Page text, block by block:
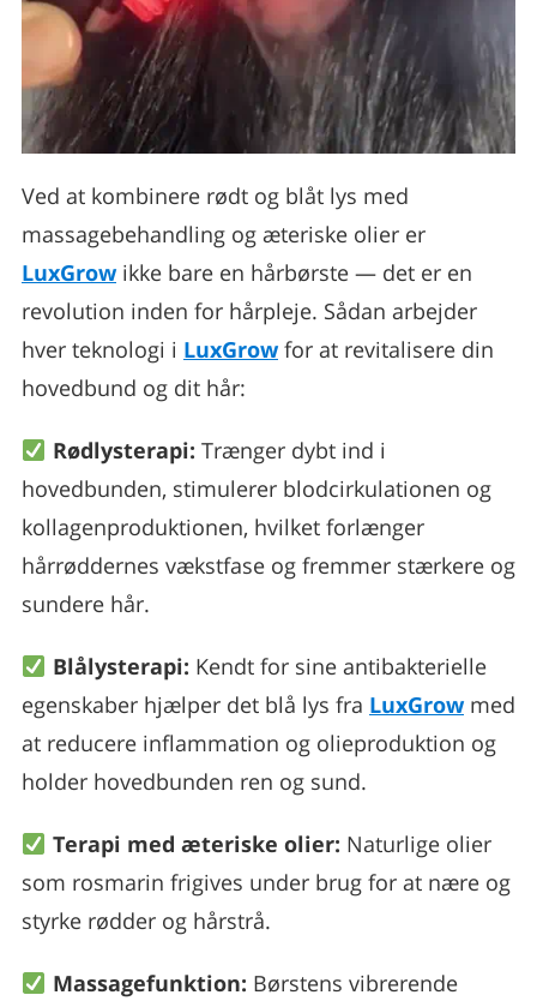
Ved at kombinere rødt og blåt lys med
massagebehandling og æteriske olier er
LuxGrowikke bare en hårbørste — det er en
revolution inden for hårpleje. Sådan arbejder
hver teknologi i LuxGrowfor at revitalisere din
hovedbund og dit hår:
Rødlysterapi: Trænger dybt ind i
hovedbunden, stimulerer blodcirkulationen og
kollagenproduktionen, hvilket forlænger
hårrøddernes vækstfase og fremmer stærkere og
sundere hår.
Blålysterapi: Kendt for sine antibakterielle
egenskaber hjælper det blå lys fra LuxGrowmed
at reducere inflammation og olieproduktion og
holder hovedbunden ren og sund.
Terapi med æteriske olier: Naturlige olier
som rosmarin frigives under brug for at nære og
styrke rødder og hårstrå.
Massagefunktion: Børstens vibrerende